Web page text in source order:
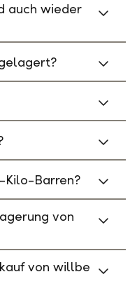
auch wieder
Barren?
von
von willbe